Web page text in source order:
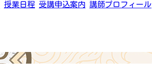
授業日程 受講申込案内 講師プロフィール